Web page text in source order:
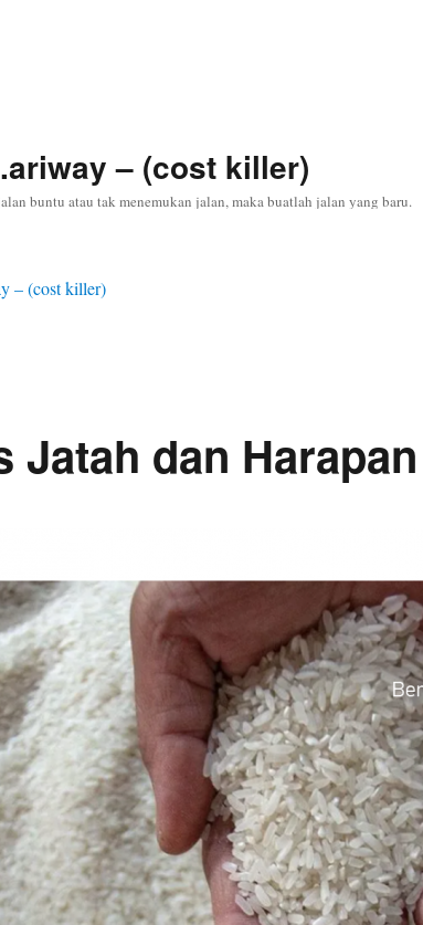
– (cost killer)
buntu atau tak menemukan jalan, maka buatlah jalan yang baru.
Jatah dan Harapan